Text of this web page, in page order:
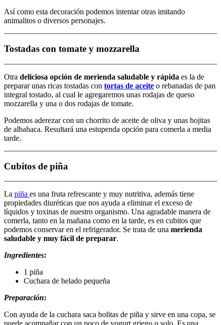
Así como esta decoración podemos intentar otras imitando
animalitos o diversos personajes.
Tostadas con tomate y mozzarella
Otra deliciosa opción de merienda saludable y rápida es la de
preparar unas ricas tostadas con tortas de aceite o rebanadas de pan
integral tostado, al cual le agregaremos unas rodajas de queso
mozzarella y una o dos rodajas de tomate.
Podemos aderezar con un chorrito de aceite de oliva y unas hojitas
de albahaca. Resultará una estupenda opción para comerla a media
tarde.
Cubitos de piña
La piña es una fruta refrescante y muy nutritiva, además tiene
propiedades diuréticas que nos ayuda a eliminar el exceso de
líquidos y toxinas de nuestro organismo. Una agradable manera de
comerla, tanto en la mañana como en la tarde, es en cubitos que
podemos conservar en el refrigerador. Se trata de una merienda
saludable y muy fácil de preparar.
Ingredientes:
1 piña
Cuchara de helado pequeña
Preparación:
Con ayuda de la cuchara saca bolitas de piña y sirve en una copa, se